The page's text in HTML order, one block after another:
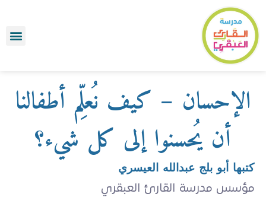
الإحسان – كيف نُعلِّم أطفالنا
أن يُحسنوا إلى كل شيء؟
كتبها أبو بلج عبدالله العيسري
مؤسس مدرسة القارئ العبقري